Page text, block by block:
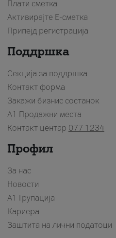
Плати сметка
Активирајте Е-сметка
Припејд регистрација
Поддршка
Секција за поддршка
Контакт форма
Закажи бизнис состанок
A1 Продажни места
Контакт центар 077 1234
Профил
За нас
Новости
А1 Групација
Кариера
Заштита на лични податоци